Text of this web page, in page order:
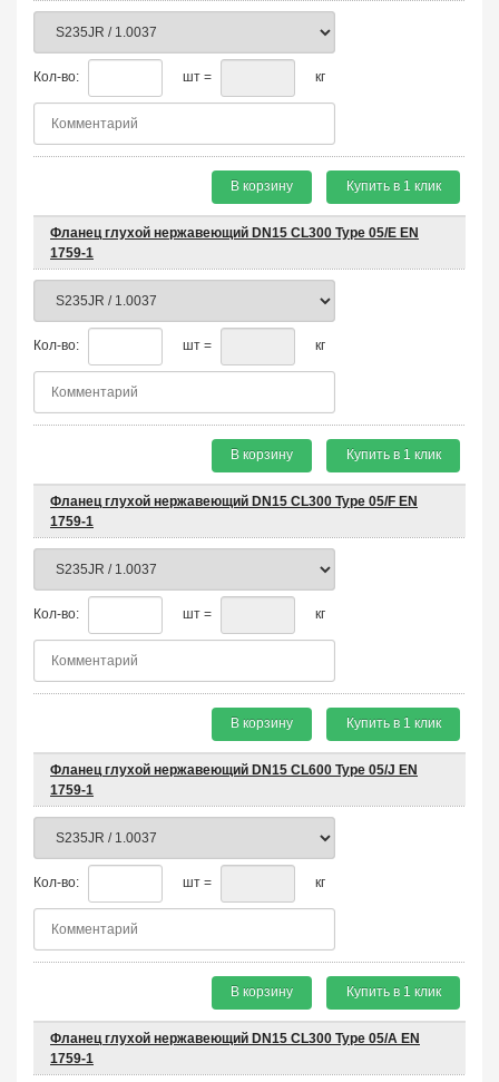
Кол-во: шт = кг
В корзину Купить в 1 клик
Фланец глухой нержавеющий DN15 CL300 Type 05/E EN
1759-1
Кол-во: шт = кг
В корзину Купить в 1 клик
Фланец глухой нержавеющий DN15 CL300 Type 05/F EN
1759-1
Кол-во: шт = кг
В корзину Купить в 1 клик
Фланец глухой нержавеющий DN15 CL600 Type 05/J EN
1759-1
Кол-во: шт = кг
В корзину Купить в 1 клик
Фланец глухой нержавеющий DN15 CL300 Type 05/A EN
1759-1